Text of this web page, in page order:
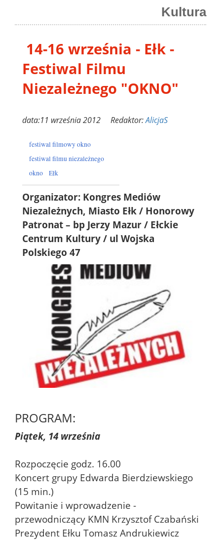
Kultura
14-16 września - Ełk -
Festiwal Filmu
Niezależnego "OKNO"
data:11 września 2012 Redaktor:AlicjaS
festiwal filmowy okno
festiwal filmu niezależnego
okno
Ełk
Organizator: Kongres Mediów
Niezależnych, Miasto Ełk/ Honorowy
Patronat – bp Jerzy Mazur/ Ełckie
Centrum Kultury/ ul Wojska
Polskiego 47
PROGRAM:
Piątek, 14 września
Rozpoczęcie godz. 16.00
Koncert grupy Edwarda Bierdziewskiego
(15 min.)
Powitanie i wprowadzenie -
przewodniczący KMN Krzysztof Czabański
Prezydent Ełku Tomasz Andrukiewicz